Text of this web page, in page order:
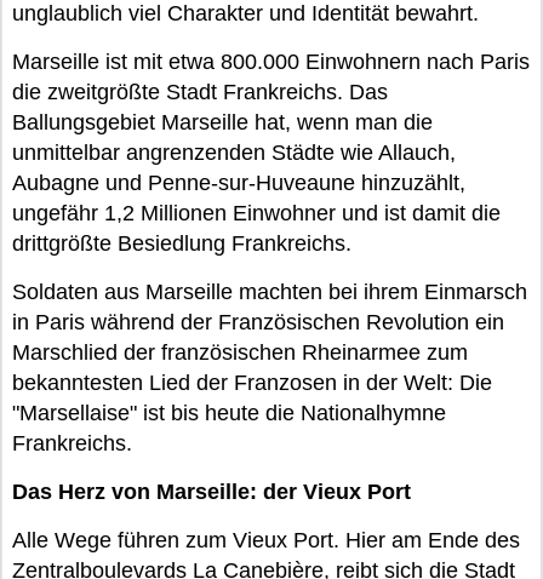
unglaublich viel Charakter und Identität bewahrt.
Marseille ist mit etwa 800.000 Einwohnern nach Paris
die zweitgrößte Stadt Frankreichs. Das
Ballungsgebiet Marseille hat, wenn man die
unmittelbar angrenzenden Städte wie Allauch,
Aubagne und Penne-sur-Huveaune hinzuzählt,
ungefähr 1,2 Millionen Einwohner und ist damit die
drittgrößte Besiedlung Frankreichs.
Soldaten aus Marseille machten bei ihrem Einmarsch
in Paris während der Französischen Revolution ein
Marschlied der französischen Rheinarmee zum
bekanntesten Lied der Franzosen in der Welt: Die
"Marsellaise" ist bis heute die Nationalhymne
Frankreichs.
Das Herz von Marseille: der Vieux Port
Alle Wege führen zum Vieux Port. Hier am Ende des
Zentralboulevards La Canebière, reibt sich die Stadt